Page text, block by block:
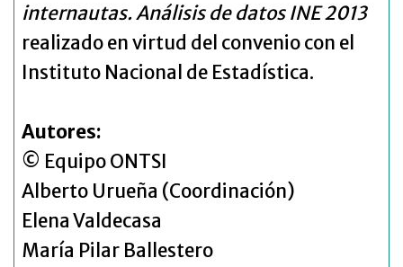
internautas. Análisis de datos INE 2013
realizado en virtud del convenio con el
Instituto Nacional de Estadística.
Autores:
© Equipo ONTSI
Alberto Urueña (Coordinación)
Elena Valdecasa
María Pilar Ballestero